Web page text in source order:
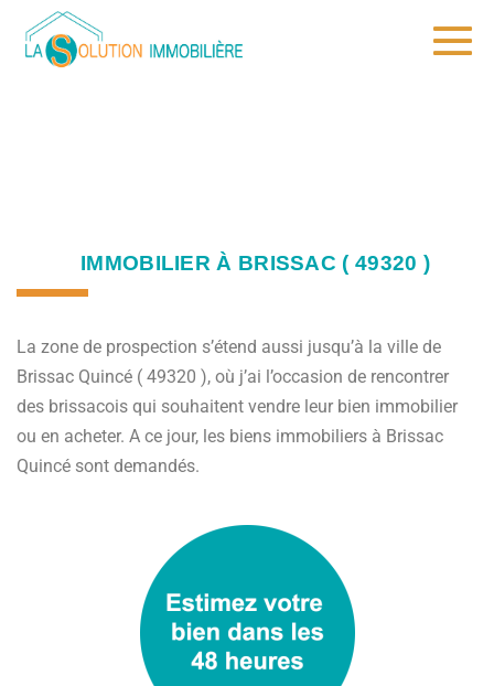
IMMOBILIER À BRISSAC ( 49320 )
La zone de prospection s’étend aussi jusqu’à la ville de
Brissac Quincé ( 49320 ), où j’ai l’occasion de rencontrer
des brissacois qui souhaitent vendre leur bien immobilier
ou en acheter. A ce jour, les biens immobiliers à Brissac
Quincé sont demandés.